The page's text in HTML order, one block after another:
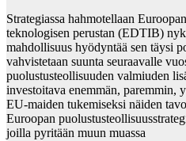
Strategiassa hahmotellaan
teknologisen perustan (EDTIB)
mahdollisuus hyödyntää sen täysi
vahvistetaan suunta seuraavalle
puolustusteollisuuden valmiuden
investoitava enemmän, paremmin,
EU-maiden tukemiseksi näiden
Euroopan
joilla pyritään muun muassa